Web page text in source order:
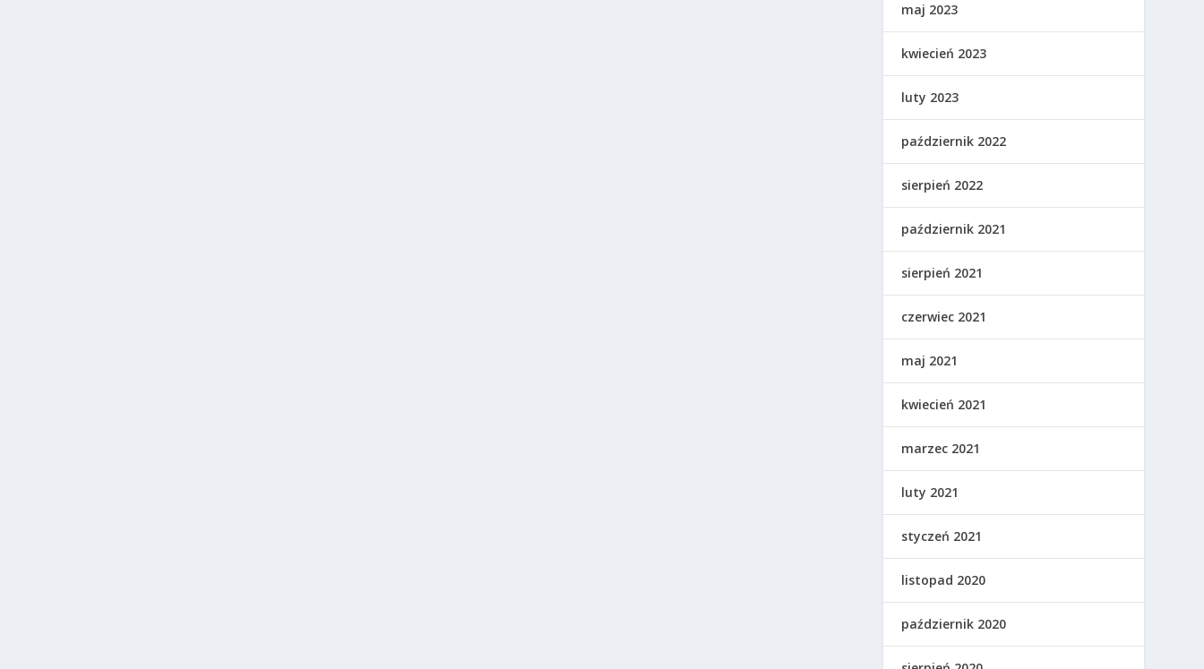
maj 2023
kwiecień 2023
luty 2023
październik 2022
sierpień 2022
październik 2021
sierpień 2021
czerwiec 2021
maj 2021
kwiecień 2021
marzec 2021
luty 2021
styczeń 2021
listopad 2020
październik 2020